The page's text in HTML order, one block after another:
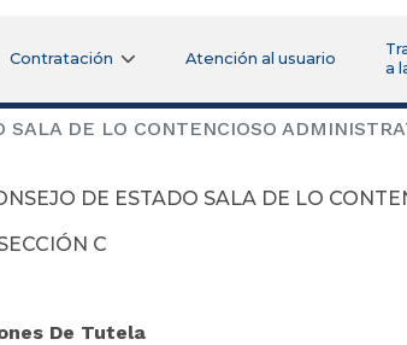
Contratación Atención al usuario
a
SALA DE LO CONTENCIOSO
DE ESTADO SALA DE LO
C
De Tutela